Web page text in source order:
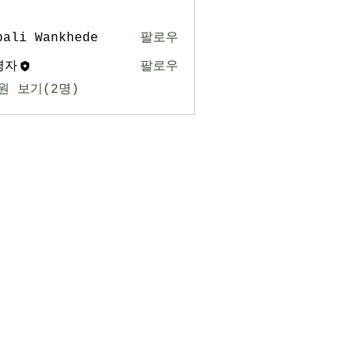
Wankhede
팔로우
자
팔로우
보기(2명)